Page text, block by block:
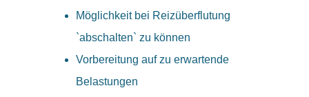
Möglichkeit bei Reizüberflutung
`abschalten` zu können
Vorbereitung auf zu erwartende
Belastungen